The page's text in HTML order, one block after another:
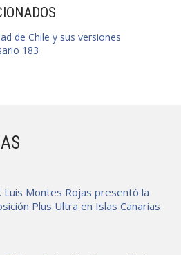
de Chile y sus versiones
183
Luis Montes Rojas presentó la
Plus Ultra en Islas Canarias